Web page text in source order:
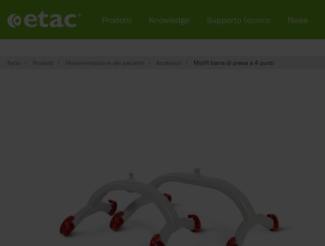
Italia Prodotti Movimentazione dei pazienti Accessori Molift barra di presa a 4 punti
Prodotti Knowledge Supporto tecnico News